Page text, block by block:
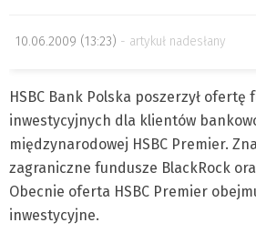
10.06.2009 (13:23) artykuł nadesłany
HSBC Bank Polska poszerzył ofertę
inwestycyjnych dla klientów
międzynarodowej HSBC Premier.
zagraniczne fundusze BlackRock
Obecnie oferta HSBC Premier
inwestycyjne.